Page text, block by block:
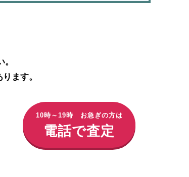
ます。
10時～19時 お急ぎの方は
電話で査定